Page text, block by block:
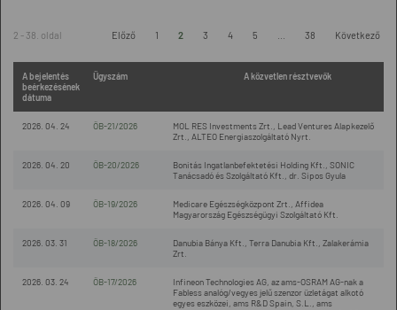
2 - 38. oldal Előző 1 2 3 4 5 38 Következő
A bejelentés
beérkezésének
dátuma
Ügyszám A közvetlen résztvevők
2026. 04. 24 ÖB-21/2026
MOL RES Investments Zrt., Lead Ventures Alapkezelő
Zrt., ALTEO Energiaszolgáltató Nyrt.
2026. 04. 20 ÖB-20/2026
Bonitás Ingatlanbefektetési Holding Kft., SONIC
Tanácsadó és Szolgáltató Kft., dr. Sipos Gyula
2026. 04. 09 ÖB-19/2026
Medicare Egészségközpont Zrt., Affidea
Magyarország Egészségügyi Szolgáltató Kft.
2026. 03. 31 ÖB-18/2026
Danubia Bánya Kft., Terra Danubia Kft., Zalakerámia
Zrt.
2026. 03. 24 ÖB-17/2026
Infineon Technologies AG, az ams-OSRAM AG-nak a
Fabless analóg/vegyes jelű szenzor üzletágat alkotó
egyes eszközei, ams R&D Spain, S.L., ams